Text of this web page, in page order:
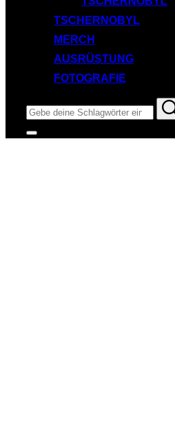
TSCHERNOBYL
MERCH
AUSRÜSTUNG
FOTOGRAFIE
Suchen
nach:
Seitenleiste